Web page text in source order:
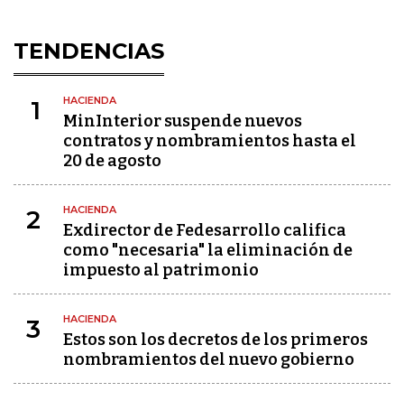
TENDENCIAS
1 HACIENDA
MinInterior suspende nuevos
contratos y nombramientos hasta el
20 de agosto
2 HACIENDA
Exdirector de Fedesarrollo califica
como "necesaria" la eliminación de
impuesto al patrimonio
3 HACIENDA
Estos son los decretos de los primeros
nombramientos del nuevo gobierno